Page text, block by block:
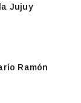
Jujuy
Ramón